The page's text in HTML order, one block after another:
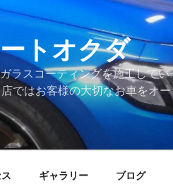
トオクダ
ラスコーティングを施工してい
ではお客様の大切なお車をオー
ギャラリー ブログ